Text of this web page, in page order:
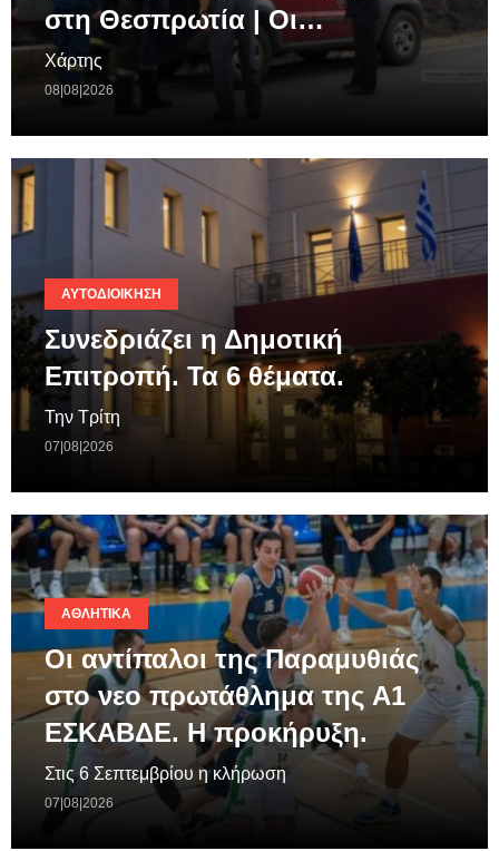
στη Θεσπρωτία | Οι…
Χάρτης
08|08|2026
ΑΥΤΟΔΙΟΊΚΗΣΗ
Συνεδριάζει η Δημοτική
Επιτροπή. Τα 6 θέματα.
Την Τρίτη
07|08|2026
ΑΘΛΗΤΙΚΆ
Οι αντίπαλοι της Παραμυθιάς
στο νεο πρωτάθλημα της A1
ΕΣΚΑΒΔΕ. Η προκήρυξη.
Στις 6 Σεπτεμβρίου η κλήρωση
07|08|2026